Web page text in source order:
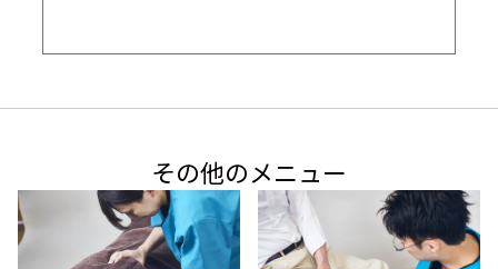
その他のメニュー